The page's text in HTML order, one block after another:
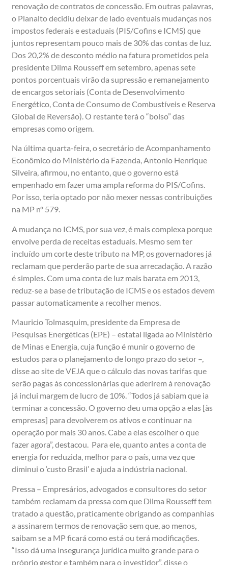
renovação de contratos de concessão. Em outras palavras,
o Planalto decidiu deixar de lado eventuais mudanças nos
impostos federais e estaduais (PIS/Cofins e ICMS) que
juntos representam pouco mais de 30% das contas de luz.
Dos 20,2% de desconto médio na fatura prometidos pela
presidente Dilma Rousseff em setembro, apenas sete
pontos porcentuais virão da supressão e remanejamento
de encargos setoriais (Conta de Desenvolvimento
Energético, Conta de Consumo de Combustíveis e Reserva
Global de Reversão). O restante terá o “bolso” das
empresas como origem.
Na última quarta-feira, o secretário de Acompanhamento
Econômico do Ministério da Fazenda, Antonio Henrique
Silveira, afirmou, no entanto, que o governo está
empenhado em fazer uma ampla reforma do PIS/Cofins.
Por isso, teria optado por não mexer nessas contribuições
na MP nº 579.
A mudança no ICMS, por sua vez, é mais complexa porque
envolve perda de receitas estaduais. Mesmo sem ter
incluído um corte deste tributo na MP, os governadores já
reclamam que perderão parte de sua arrecadação. A razão
é simples. Com uma conta de luz mais barata em 2013,
reduz-se a base de tributação de ICMS e os estados devem
passar automaticamente a recolher menos.
Mauricio Tolmasquim, presidente da Empresa de
Pesquisas Energéticas (EPE) – estatal ligada ao Ministério
de Minas e Energia, cuja função é munir o governo de
estudos para o planejamento de longo prazo do setor –,
disse ao site de VEJA que o cálculo das novas tarifas que
serão pagas às concessionárias que aderirem à renovação
já inclui margem de lucro de 10%. “Todos já sabiam que ia
terminar a concessão. O governo deu uma opção a elas [às
empresas] para devolverem os ativos e continuar na
operação por mais 30 anos. Cabe a elas escolher o que
fazer agora”, destacou. Para ele, quanto antes a conta de
energia for reduzida, melhor para o país, uma vez que
diminui o ‘custo Brasil’ e ajuda a indústria nacional.
Pressa – Empresários, advogados e consultores do setor
também reclamam da pressa com que Dilma Rousseff tem
tratado a questão, praticamente obrigando as companhias
a assinarem termos de renovação sem que, ao menos,
saibam se a MP ficará como está ou terá modificações.
“Isso dá uma insegurança jurídica muito grande para o
próprio gestor e também para o investidor”, disse o